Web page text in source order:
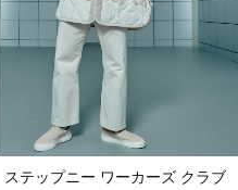
ステップニー ワーカーズ クラブ